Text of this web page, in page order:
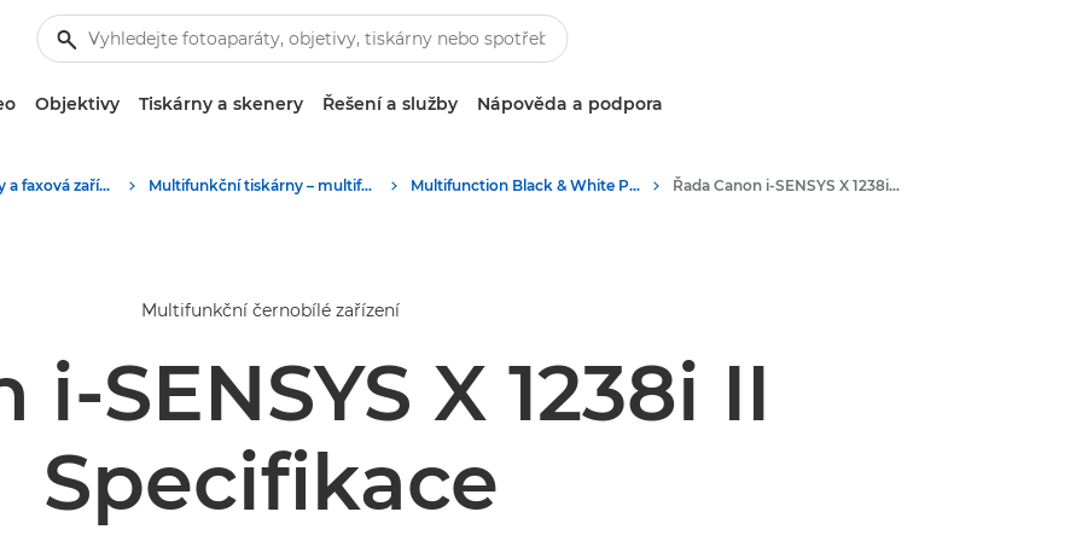
Objektivy Tiskárny a skenery Řešení a služby Nápověda a podpora
Firemní tiskárny a faxová zařízení Multifunkční tiskárny – multifunkční tiskárny Multifunction Black & White Printers Řada Canon i-SENSYS X 1238i II – Kancelářské tiskárny
Multifunkční černobílé zařízení
i-SENSYS X 1238i II
Specifikace